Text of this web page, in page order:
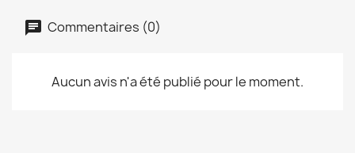
Commentaires (0)
Aucun avis n'a été publié pour le moment.